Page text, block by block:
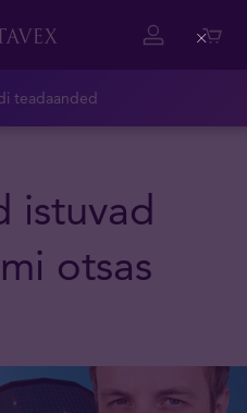
teadaanded
istuvad
otsas
Close